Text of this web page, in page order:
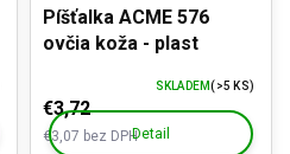
Píšťalka ACME 576
ovčia koža - plast
€3,07 bez DPH
€3,72
SKLADEM(>5 KS)
Detail